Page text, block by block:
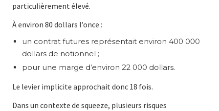
particulièrement élevé.
À environ 80 dollars l’once :
un contrat futures représentait environ 400 000
dollars de notionnel ;
pour une marge d’environ 22 000 dollars.
Le levier implicite approchait donc 18 fois.
Dans un contexte de squeeze, plusieurs risques